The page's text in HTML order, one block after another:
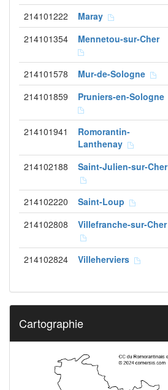
214101222 Maray
214101354 Mennetou-sur-Cher
214101578 Mur-de-Sologne
214101859 Pruniers-en-Sologne
214101941
Romorantin-
Lanthenay
214102188 Saint-Julien-sur-Cher
214102220 Saint-Loup
214102808 Villefranche-sur-Cher
214102824 Villeherviers
Cartographie